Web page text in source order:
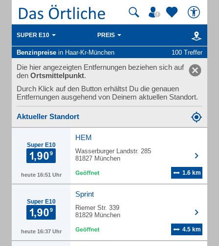
SUPER E10 PREIS
Benzinpreise in Haar-Kr-München 100 Treffer
Die hier angezeigten Entfernungen beziehen sich auf
den Ortsmittelpunkt.
Durch Klick auf den Button erhältst Du die genauen
Entfernungen ausgehend von Deinem aktuellen Standort.
Aktueller Standort
Super E10
heute 16:51 Uhr
HEM
Wasserburger Landstr. 285
81827 München
1.6 km
Super E10
heute 16:37 Uhr
Sprint
Riemer Str. 339
81829 München
4.5 km